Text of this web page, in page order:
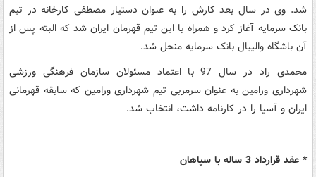
شد. وی در سال بعد کارش را به عنوان دستیار مصطفی کارخانه در تیم
بانک سرمایه آغاز کرد و همراه با این تیم قهرمان ایران شد که البته پس از
آن باشگاه والیبال بانک سرمایه منحل شد.
محمدی راد در سال 97 با اعتماد مسئولان سازمان فرهنگی ورزشی
شهرداری ورامین به عنوان سرمربی تیم شهرداری ورامین که سابقه قهرمانی
ایران و آسیا را در کارنامه داشت، انتخاب شد.
* عقد قرارداد 3 ساله با سپاهان